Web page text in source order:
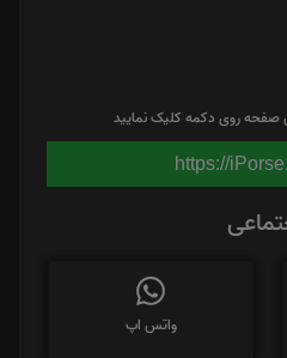
صفحه روی دکمه کلیک نمایید
https://
واتس اپ